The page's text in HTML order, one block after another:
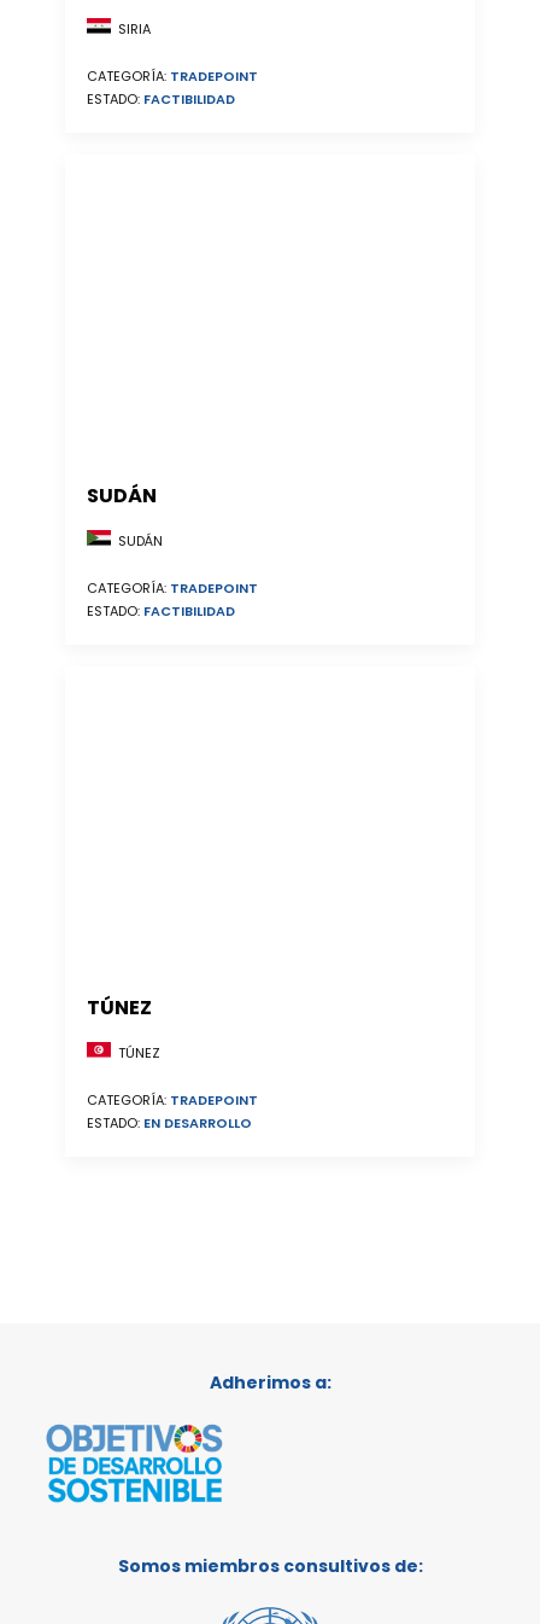
SIRIA
CATEGORÍA: TRADEPOINT
ESTADO: FACTIBILIDAD
SUDÁN
SUDÁN
CATEGORÍA: TRADEPOINT
ESTADO: FACTIBILIDAD
TÚNEZ
TÚNEZ
CATEGORÍA: TRADEPOINT
ESTADO: EN DESARROLLO
Adherimos a:
Somos miembros consultivos de: